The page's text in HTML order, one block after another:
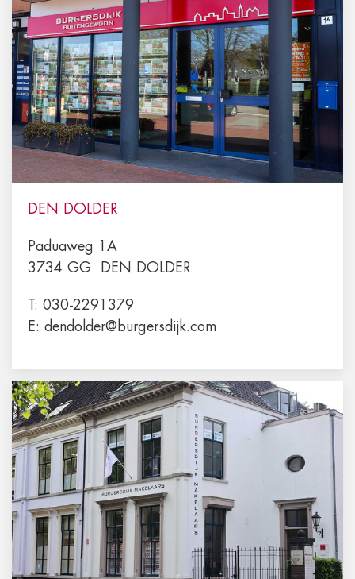
DEN DOLDER
Paduaweg 1A
3734 GG
DEN DOLDER
T: 030-2291379
E: dendolder@burgersdijk.com